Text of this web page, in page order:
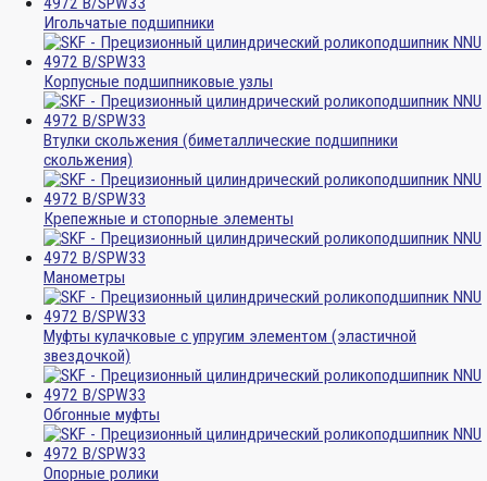
Игольчатые подшипники
Корпусные подшипниковые узлы
Втулки скольжения (биметаллические подшипники
скольжения)
Крепежные и стопорные элементы
Манометры
Муфты кулачковые с упругим элементом (эластичной
звездочкой)
Обгонные муфты
Опорные ролики